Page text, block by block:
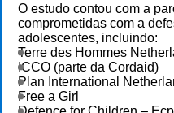
O estudo contou com a
comprometidas com a
adolescentes, incluindo:
Terre des Hommes
ICCO (parte da Cordaid)
Plan International
Free a Girl